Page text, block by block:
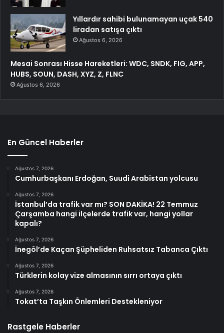
Yıllardır sahibi bulunamayan uçak 540
liradan satışa çıktı
Ağustos 6, 2026
Mesai Sonrası Hisse Hareketleri: WDC, SNDK, FIG, APP,
HUBS, SOUN, DASH, XYZ, Z, FLNC
Ağustos 6, 2026
En Güncel Haberler
Ağustos 7, 2026
Cumhurbaşkanı Erdoğan, Suudi Arabistan yolcusu
Ağustos 7, 2026
İstanbul’da trafik var mı? SON DAKİKA! 22 Temmuz
Çarşamba hangi ilçelerde trafik var, hangi yollar
kapalı?
Ağustos 7, 2026
İnegöl’de Kaçan Şüpheliden Ruhsatsız Tabanca Çıktı
Ağustos 7, 2026
Türklerin kolay vize almasının sırrı ortaya çıktı
Ağustos 7, 2026
Tokat’ta Taşkın Önlemleri Destekleniyor
Rastgele Haberler